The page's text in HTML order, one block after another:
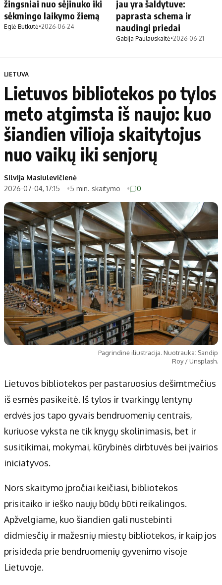
žingsniai nuo sėjinuko iki
sėkmingo laikymo žiemą
Eglė Butkutė•2026-06-24
jau yra šaldytuve:
paprasta schema ir
naudingi priedai
Gabija Paulauskaitė•2026-06-21
LIETUVA
Lietuvos bibliotekos po tylos
meto atgimsta iš naujo: kuo
šiandien vilioja skaitytojus
nuo vaikų iki senjorų
Silvija Masiulevičienė
2026-07-04, 17:15
5 min. skaitymo 0
Pagrindinė iliustracija. Nuotrauka: Sandip
Roy / Unsplash.
Lietuvos bibliotekos per pastaruosius dešimtmečius
iš esmės pasikeitė. Iš tylos ir tvarkingų lentynų
erdvės jos tapo gyvais bendruomenių centrais,
kuriuose vyksta ne tik knygų skolinimasis, bet ir
susitikimai, mokymai, kūrybinės dirbtuvės bei įvairios
iniciatyvos.
Nors skaitymo įpročiai keičiasi, bibliotekos
prisitaiko ir ieško naujų būdų būti reikalingos.
Apžvelgiame, kuo šiandien gali nustebinti
didmiesčių ir mažesnių miestų bibliotekos, ir kaip jos
prisideda prie bendruomenių gyvenimo visoje
Lietuvoje.